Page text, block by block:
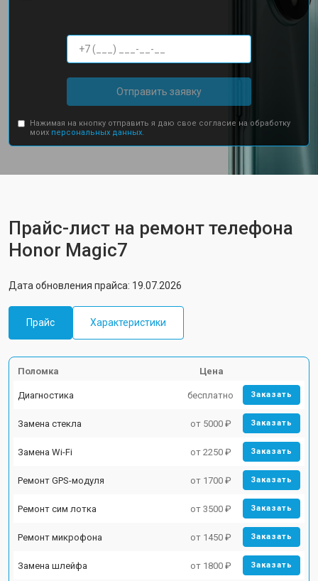
Отправить заявку
Нажимая на кнопку отправить я даю свое согласие на обработку
моих персональных данных.
Прайс-лист на ремонт телефона
Honor Magic7
Дата обновления прайса: 19.07.2026
Прайс Характеристики
Поломка Цена
Диагностика бесплатно Заказать
Замена стекла от 5000 ₽ Заказать
Замена Wi-Fi от 2250 ₽ Заказать
Ремонт GPS-модуля от 1700 ₽ Заказать
Ремонт сим лотка от 3500 ₽ Заказать
Ремонт микрофона от 1450 ₽ Заказать
Замена шлейфа от 1800 ₽ Заказать